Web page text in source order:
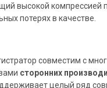
высокой компрессией
потерях в качестве.
совместим с
сторонних
целый ряд